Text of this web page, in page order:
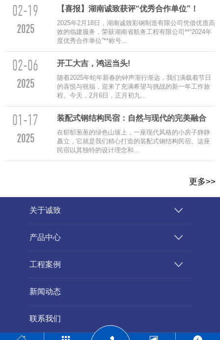
02-19
2025
【喜报】湖南诚致获评“优秀合作单位”！
2025年2月18日，湖南诚致彩钢制造有限公司凭借优质高
效的临建服务，荣获湖南省航务工程有限公司**“2024年
度优秀合作单位”**称号...
02-06
2025
‌开工大吉，鸿运当头!
随着2025年蛇年新春的钟声渐行渐远，我们满载着节日
的喜悦与祝福，迎来了充满希望与挑战的新一年工作旅
程。今天，2月6日，正月初九...
01-17
2025
装配式钢结构民宿：自然与现代的完美融合
在郁郁葱葱的绿色山坡上，一座现代风格的小房子静静
矗立，它就是我们精心打造的装配式钢结构民宿。这座
民宿以其独特的设计理念和...
更多>>
关于诚致
产品中心
工程案例
新闻动态
联系我们